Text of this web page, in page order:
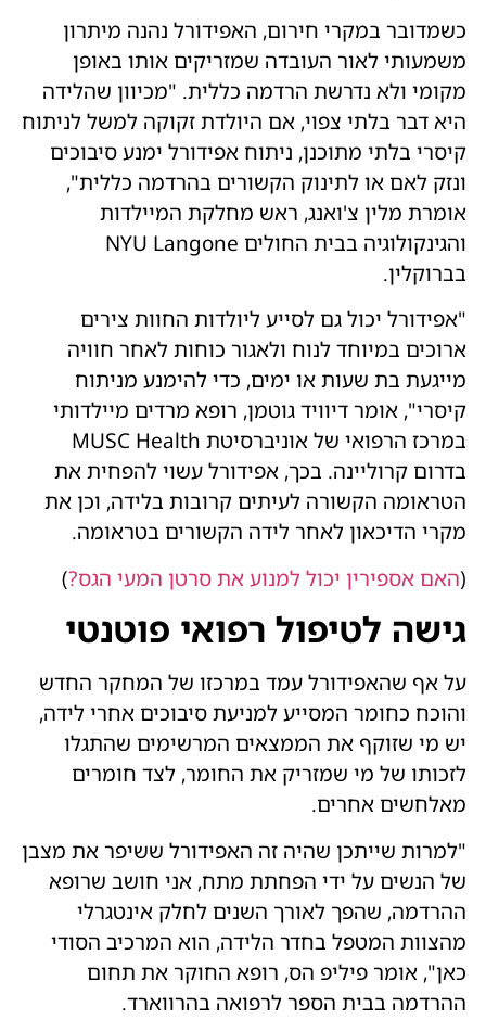
כשמדובר במקרי חירום, האפידורל נהנה מיתרון
משמעותי לאור העובדה שמזריקים אותו באופן
מקומי ולא נדרשת הרדמה כללית. "מכיוון שהלידה
היא דבר בלתי צפוי, אם היולדת זקוקה למשל לניתוח
קיסרי בלתי מתוכנן, ניתוח אפידורל ימנע סיבוכים
ונזק לאם או לתינוק הקשורים בהרדמה כללית",
אומרת מלין צ'ואנג, ראש מחלקת המיילדות
והגינקולוגיה בבית החולים NYU Langone
בברוקלין.
"אפידורל יכול גם לסייע ליולדות החוות צירים
ארוכים במיוחד לנוח ולאגור כוחות לאחר חוויה
מייגעת בת שעות או ימים, כדי להימנע מניתוח
קיסרי", אומר דיוויד גוטמן, רופא מרדים מיילדותי
במרכז הרפואי של אוניברסיטת MUSC Health
בדרום קרוליינה. בכך, אפידורל עשוי להפחית את
הטראומה הקשורה לעיתים קרובות בלידה, וכן את
מקרי הדיכאון לאחר לידה הקשורים בטראומה.
(האם אספירין יכול למנוע את סרטן המעי הגס?)
גישה לטיפול רפואי פוטנטי
על אף שהאפידורל עמד במרכזו של המחקר החדש
והוכח כחומר המסייע למניעת סיבוכים אחרי לידה,
יש מי שזוקף את הממצאים המרשימים שהתגלו
לזכותו של מי שמזריק את החומר, לצד חומרים
מאלחשים אחרים.
"למרות שייתכן שהיה זה האפידורל ששיפר את מצבן
של הנשים על ידי הפחתת מתח, אני חושב שרופא
ההרדמה, שהפך לאורך השנים לחלק אינטגרלי
מהצוות המטפל בחדר הלידה, הוא המרכיב הסודי
כאן", אומר פיליפ הס, רופא החוקר את תחום
ההרדמה בבית הספר לרפואה בהרווארד.